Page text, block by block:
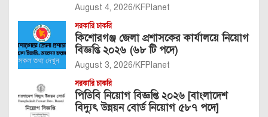
August 4, 2026 KFPlanet
সরকারি চাকরি
কিশোরগঞ্জ জেলা প্রশাসকের কার্যালয়ে নিয়োগ
বিজ্ঞপ্তি ২০২৬ (৬৮ টি পদে)
August 3, 2026 KFPlanet
সরকারি চাকরি
পিডিবি নিয়োগ বিজ্ঞপ্তি ২০২৬ [বাংলাদেশ
বিদ্যুৎ উন্নয়ন বোর্ড নিয়োগ ৫৮৭ পদে]